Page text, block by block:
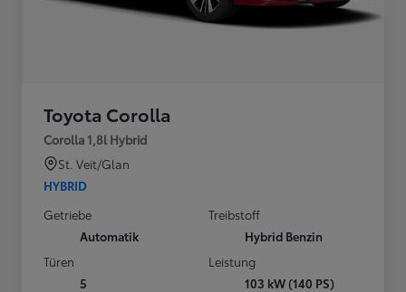
Toyota Corolla
Corolla 1,8l Hybrid
St. Veit/Glan
HYBRID
Getriebe
Automatik
Treibstoff
Hybrid Benzin
Türen
5
Leistung
103 kW (140 PS)